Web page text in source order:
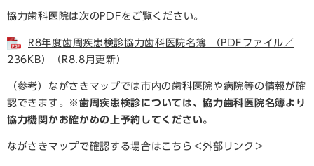
協力歯科医院は次のPDFをご覧ください。
R8年度歯周疾患検診協力歯科医院名簿 （PDFファイル／
236KB）
（R8.8月更新）
（参考）ながさきマップでは市内の歯科医院や病院等の情報が確
認できます。​
※歯周疾患検診については、協力歯科医院名簿より
協力機関かお確かめの上予約してください。
ながさきマップで確認する場合はこちら ＜外部リンク＞